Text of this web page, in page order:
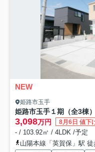
NEW
姫路市玉手
姫路市玉手１期（全3棟
3,098万円 8月6日 値下
- / 103.92㎡ / 4LDK /予定
山陽本線「英賀保」駅 徒